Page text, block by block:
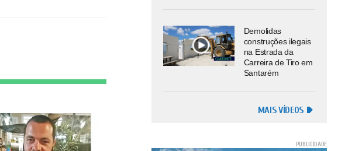
Demolidas
construções ilegais
na Estrada da
Carreira de Tiro em
Santarém
MAIS VÍDEOS